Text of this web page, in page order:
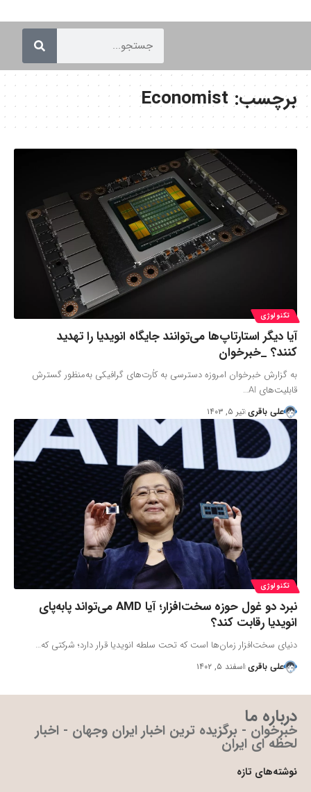
برچسب:Economist
تکنولوژی
آیا دیگر استارتاپ‌‌ها می‌توانند جایگاه انویدیا را تهدید
کنند؟ _خبرخوان
به گزارش خبرخوان امروزه دسترسی به کاٰرت‌های گرافیکی به‌منظور گسترش
قابلیت‌های AI…
علی باقری تیر ۵, ۱۴۰۳
تکنولوژی
نبرد دو غول حوزه سخت‌افزار؛ آیا AMD می‌تواند پابه‌پای
انویدیا رقابت کند؟
دنیای سخت‌افزار زمان‌ها است که تحت سلطه انویدیا قرار دارد؛ شرکتی که…
علی باقری اسفند ۵, ۱۴۰۲
درباره ما
خبرخوان - برگزیده ترین اخبار ایران وجهان - اخبار
لحظه ای ایران
نوشته‌های تازه